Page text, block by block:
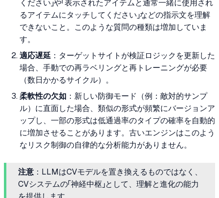
ください」や「表示されたアイテムと通常一緒に使用され
るアイテムにタッチしてください」などの指示文を理解
できないこと。このような質問の種類は増加していま
す。
適応遅延 ：ターゲットサイトが検証ロジックを更新した
場合、手動での再ラベリングと再トレーニングが必要
（数日かかるサイクル）。
柔軟性の欠如 ：新しい防御モード（例：敵対的サンプ
ル）に直面した場合、類似の形式が頻繁にバージョンア
ップし、一部の形式は低通過率のタイプの確率を自動的
に増加させることがあります。古いエンジンはこのよう
なリスク制御の自律的な分析能力がありません。
注意 ：LLMはCVモデルを置き換えるものではなく、
CVシステムの「神経中枢」として、理解と進化の能力